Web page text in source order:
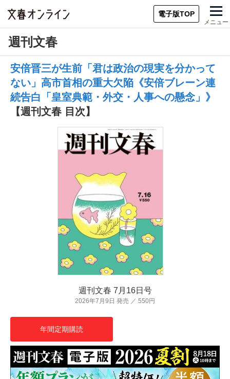
電子版TOP
メニュー
週刊文春
安倍晋三が生前「君は政治の現実を分かって
ない」高市首相の重大欠陥《安倍ブレーン連
続告白「皇室典範・外交・人事への懸念」》
【週刊文春 目次】
週刊文春 7月16日号
2026年7月9日 発売 ／ 550円
年間定期購読